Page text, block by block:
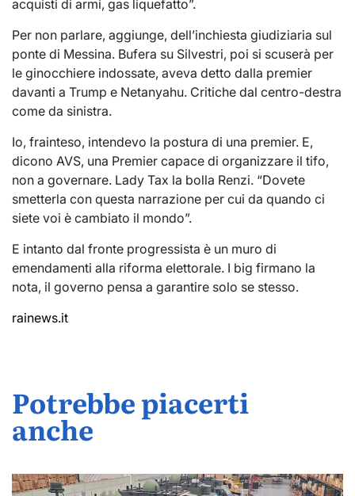
acquisti di armi, gas liquefatto”.
Per non parlare, aggiunge, dell’inchiesta giudiziaria sul
ponte di Messina. Bufera su Silvestri, poi si scuserà per
le ginocchiere indossate, aveva detto dalla premier
davanti a Trump e Netanyahu. Critiche dal centro-destra
come da sinistra.
Io, frainteso, intendevo la postura di una premier. E,
dicono AVS, una Premier capace di organizzare il tifo,
non a governare. Lady Tax la bolla Renzi. “Dovete
smetterla con questa narrazione per cui da quando ci
siete voi è cambiato il mondo”.
E intanto dal fronte progressista è un muro di
emendamenti alla riforma elettorale. I big firmano la
nota, il governo pensa a garantire solo se stesso.
rainews.it
Potrebbe piacerti
anche